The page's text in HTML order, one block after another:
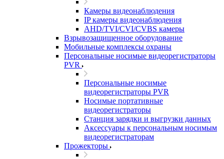
Камеры видеонаблюдения
IP камеры видеонаблюдения
AHD/TVI/CVI/CVBS камеры
Взрывозащищенное оборудование
Мобильные комплексы охраны
Персональные носимые видеорегистраторы
PVR
Персональные носимые
видеорегистраторы PVR
Носимые портативные
видеорегистраторы
Станция зарядки и выгрузки данных
Аксессуары к персональным носимым
видеорегистраторам
Прожекторы